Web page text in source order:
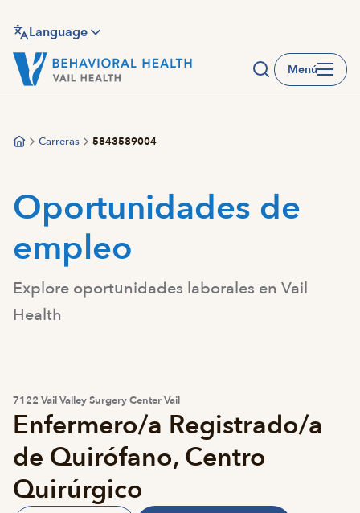
contenido
principal
Language
Menú
Carreras 5843589004
Oportunidades de
empleo
Explore oportunidades laborales en Vail
Health
7122 Vail Valley Surgery Center Vail
Enfermero/a Registrado/a
de Quirófano, Centro
Quirúrgico